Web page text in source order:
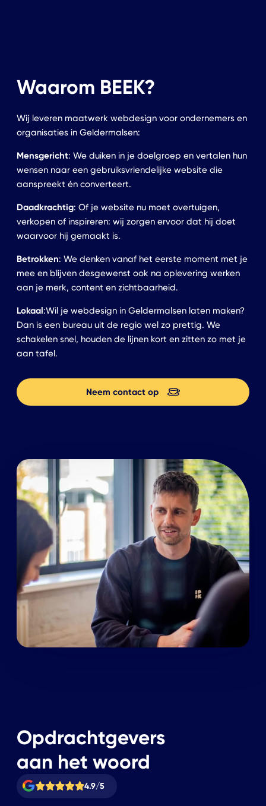
Waarom BEEK?
Wij leveren maatwerk webdesign voor ondernemers en
organisaties in Geldermalsen:
Mensgericht: We duiken in je doelgroep en vertalen hun
wensen naar een gebruiksvriendelijke website die
aanspreekt én converteert.
Daadkrachtig: Of je website nu moet overtuigen,
verkopen of inspireren: wij zorgen ervoor dat hij doet
waarvoor hij gemaakt is.
Betrokken: We denken vanaf het eerste moment met je
mee en blijven desgewenst ook na oplevering werken
aan je merk, content en zichtbaarheid.
Lokaal:Wil je webdesign in Geldermalsen laten maken?
Dan is een bureau uit de regio wel zo prettig. We
schakelen snel, houden de lijnen kort en zitten zo met je
aan tafel.
Neem contact op
Opdrachtgevers
aan het woord
4.9/5